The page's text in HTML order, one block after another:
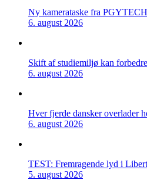
Ny kamerataske fra
6. august 2026
Skift af studiemiljø kan
6. august 2026
Hver fjerde dansker overlader
6. august 2026
TEST: Fremragende lyd i
5. august 2026